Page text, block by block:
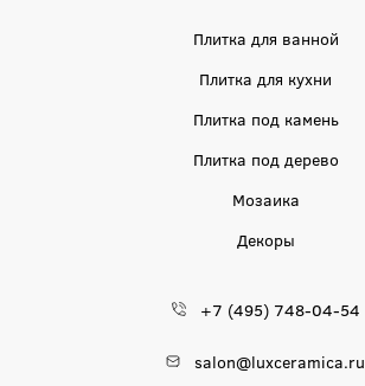
Плитка для ванной
Плитка для кухни
Плитка под камень
Плитка под дерево
Мозаика
Декоры
+7 (495) 748-04-54
salon@luxceramica.ru